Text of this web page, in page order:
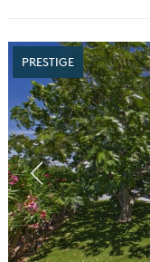
PRESTIGE